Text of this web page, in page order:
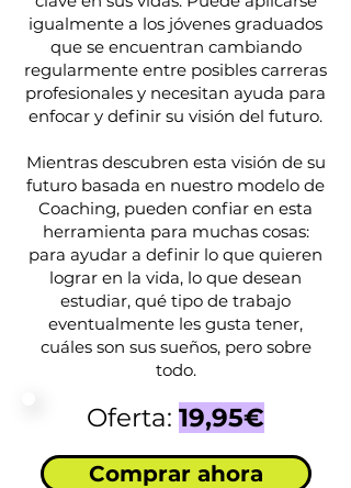
igualmente a los jóvenes graduados
que se encuentran cambiando
regularmente entre posibles carreras
profesionales y necesitan ayuda para
enfocar y definir su visión del futuro.
Mientras descubren esta visión de su
futuro basada en nuestro modelo de
Coaching, pueden confiar en esta
herramienta para muchas cosas:
para ayudar a definir lo que quieren
lograr en la vida, lo que desean
estudiar, qué tipo de trabajo
eventualmente les gusta tener,
cuáles son sus sueños, pero sobre
todo.
Oferta: 19,95€
Comprar ahora